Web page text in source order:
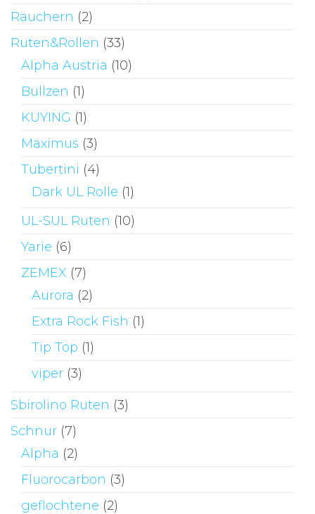
Räuchern (2)
Ruten&Rollen (33)
Alpha Austria (10)
Bullzen (1)
KUYING (1)
Maximus (3)
Tubertini (4)
Dark UL Rolle (1)
UL-SUL Ruten (10)
Yarie (6)
ZEMEX (7)
Aurora (2)
Extra Rock Fish (1)
Tip Top (1)
viper (3)
Sbirolino Ruten (3)
Schnur (7)
Alpha (2)
Fluorocarbon (3)
geflochtene (2)